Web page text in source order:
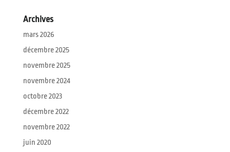
Archives
mars 2026
décembre 2025
novembre 2025
novembre 2024
octobre 2023
décembre 2022
novembre 2022
juin 2020